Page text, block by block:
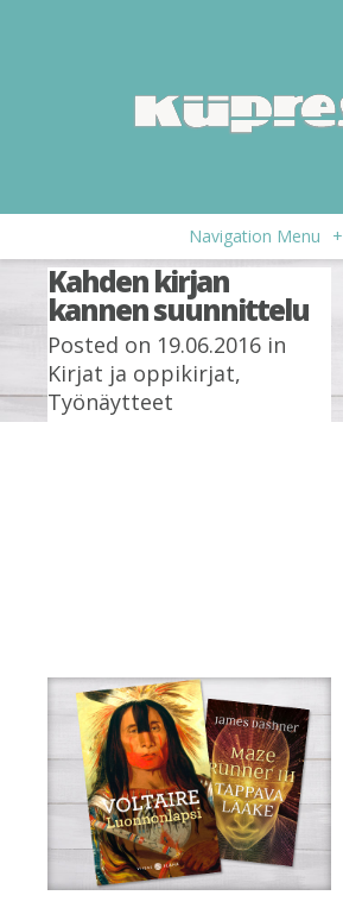
Navigation Menu +
Kahden kirjan
kannen suunnittelu
Posted on 19.06.2016 in
Kirjat ja oppikirjat,
Työnäytteet